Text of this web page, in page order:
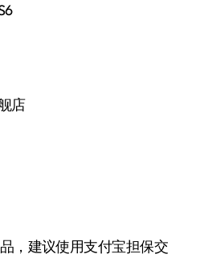
店
，建议使用支付宝担保交